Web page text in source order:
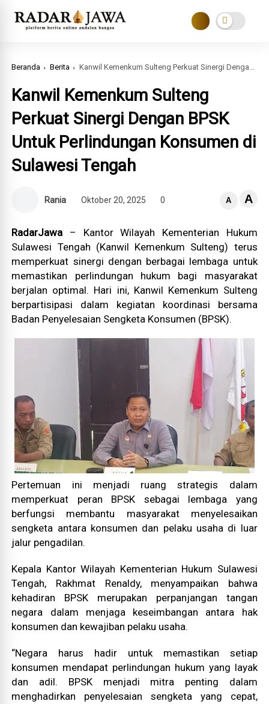
Beranda Berita Kanwil Kemenkum Sulteng Perkuat Sinergi Dengan BPSK Untuk Perlindungan Konsumen di Sulawesi Tengah
Kanwil Kemenkum Sulteng
Perkuat Sinergi Dengan BPSK
Untuk Perlindungan Konsumen di
Sulawesi Tengah
Rania Oktober 20, 2025 0 A A
RadarJawa – Kantor Wilayah Kementerian Hukum
Sulawesi Tengah (Kanwil Kemenkum Sulteng) terus
memperkuat sinergi dengan berbagai lembaga untuk
memastikan perlindungan hukum bagi masyarakat
berjalan optimal. Hari ini, Kanwil Kemenkum Sulteng
berpartisipasi dalam kegiatan koordinasi bersama
Badan Penyelesaian Sengketa Konsumen (BPSK).
Pertemuan ini menjadi ruang strategis dalam
memperkuat peran BPSK sebagai lembaga yang
berfungsi membantu masyarakat menyelesaikan
sengketa antara konsumen dan pelaku usaha di luar
jalur pengadilan.
Kepala Kantor Wilayah Kementerian Hukum Sulawesi
Tengah, Rakhmat Renaldy, menyampaikan bahwa
kehadiran BPSK merupakan perpanjangan tangan
negara dalam menjaga keseimbangan antara hak
konsumen dan kewajiban pelaku usaha.
“Negara harus hadir untuk memastikan setiap
konsumen mendapat perlindungan hukum yang layak
dan adil. BPSK menjadi mitra penting dalam
menghadirkan penyelesaian sengketa yang cepat,